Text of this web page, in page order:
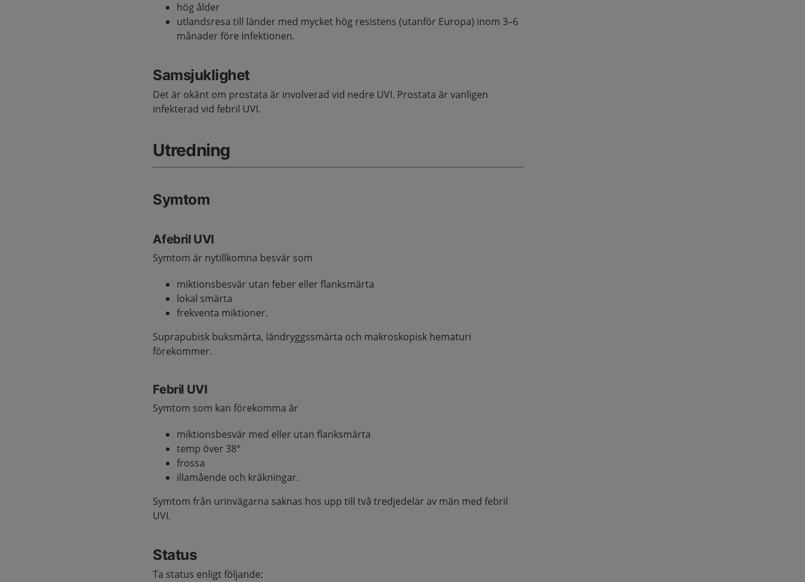
hög ålder
utlandsresa till länder med mycket hög resistens (utanför Europa) inom 3–6
månader före infektionen.
Samsjuklighet
Det är okänt om prostata är involverad vid nedre UVI. Prostata är vanligen
infekterad vid febril UVI.
Utredning
Symtom
Afebril UVI
Symtom är nytillkomna besvär som
miktionsbesvär utan feber eller flanksmärta
lokal smärta
frekventa miktioner.
Suprapubisk buksmärta, ländryggssmärta och makroskopisk hematuri
förekommer.
Febril UVI
Symtom som kan förekomma är
miktionsbesvär med eller utan flanksmärta
temp över 38°
frossa
illamående och kräkningar.
Symtom från urinvägarna saknas hos upp till två tredjedelar av män med febril
UVI.
Status
Ta status enligt följande: